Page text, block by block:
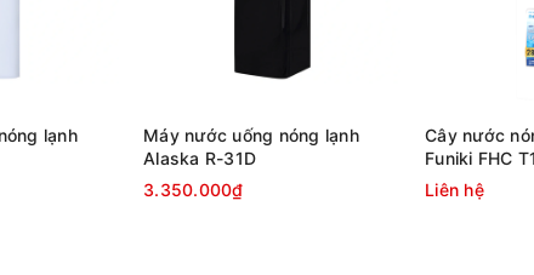
lạnh
Máy nước uống nóng lạnh
Alaska R-31D
3.350.000₫
Cây nước
Funiki FHC
Liên hệ